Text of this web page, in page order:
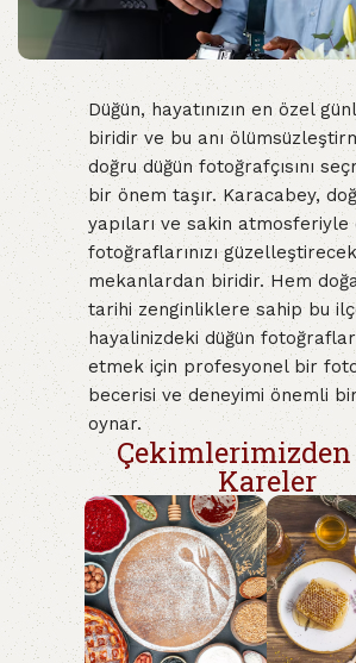
Düğün, hayatınızın en özel
biridir ve bu anı
doğru düğün fotoğrafçısını
bir önem taşır. Karacabey,
yapıları ve sakin atmosferiyle
fotoğraflarınızı
mekanlardan biridir. Hem
tarihi zenginliklere sahip bu
hayalinizdeki düğün
etmek için profesyonel bir
becerisi ve deneyimi önemli
oynar.
Çekimlerimizden
Kareler